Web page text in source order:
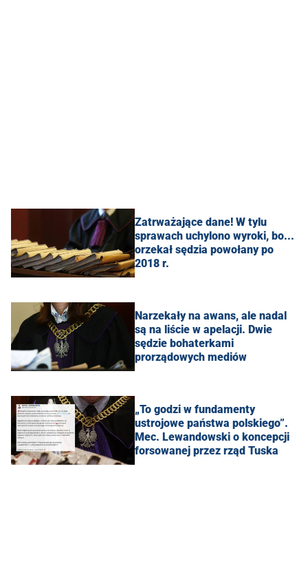
Zatrważające dane! W tylu
sprawach uchylono wyroki, bo...
orzekał sędzia powołany po
2018 r.
Narzekały na awans, ale nadal
są na liście w apelacji. Dwie
sędzie bohaterkami
prorządowych mediów
„To godzi w fundamenty
ustrojowe państwa polskiego”.
Mec. Lewandowski o koncepcji
forsowanej przez rząd Tuska